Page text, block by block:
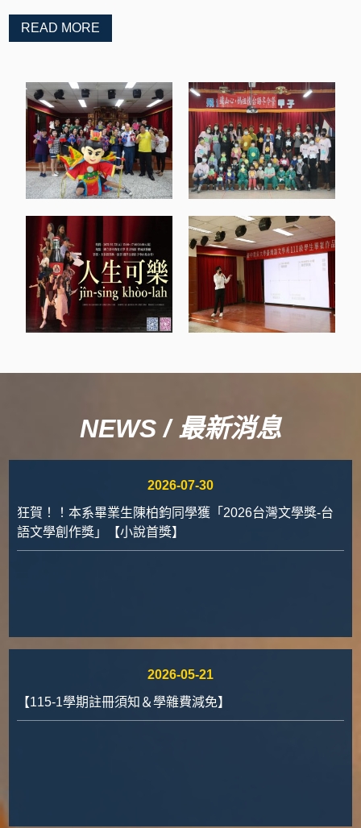
READ MORE
NEWS / 最新消息
2026-07-30
狂賀！！本系畢業生陳柏鈞同學獲「2026台灣文學獎-台
語文學創作獎」【小說首獎】
2026-05-21
【115-1學期註冊須知＆學雜費減免】